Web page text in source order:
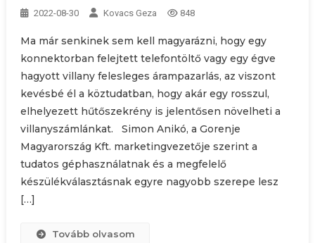
2022-08-30 Kovacs Geza 848
Ma már senkinek sem kell magyarázni, hogy egy
konnektorban felejtett telefontöltő vagy egy égve
hagyott villany felesleges árampazarlás, az viszont
kevésbé él a köztudatban, hogy akár egy rosszul,
elhelyezett hűtőszekrény is jelentősen növelheti a
villanyszámlánkat. Simon Anikó, a Gorenje
Magyarország Kft. marketingvezetője szerint a
tudatos géphasználatnak és a megfelelő
készülékválasztásnak egyre nagyobb szerepe lesz
[…]
Tovább olvasom